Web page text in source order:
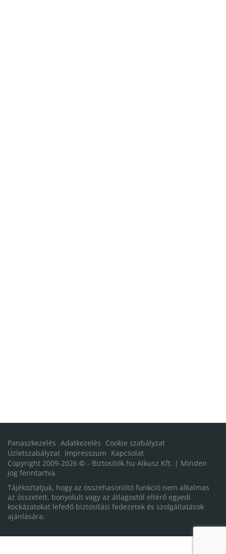
Panaszkezelés Adatkezelés Cookie szabályzat
Üzletszabályzat Impresszum Kapcsolat
Copyright 2009-2026 © - Biztosítók.hu Alkusz Kft. | Minden
jog fenntartva.
Tájékoztatjuk, hogy az összehasonlító funkció nem alkalmas
az összetett, bonyolult vagy az átlagostól eltérő egyedi
kockázatokat lefedő biztosítási fedezetek és szolgáltatások
ajánlására.